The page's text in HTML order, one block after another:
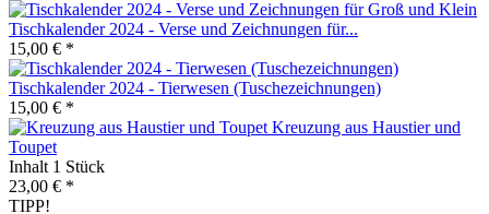
Tischkalender 2024 - Verse und Zeichnungen für...
15,00 € *
Tischkalender 2024 - Tierwesen (Tuschezeichnungen)
15,00 € *
Kreuzung aus Haustier und
Toupet
Inhalt 1 Stück
23,00 € *
TIPP!